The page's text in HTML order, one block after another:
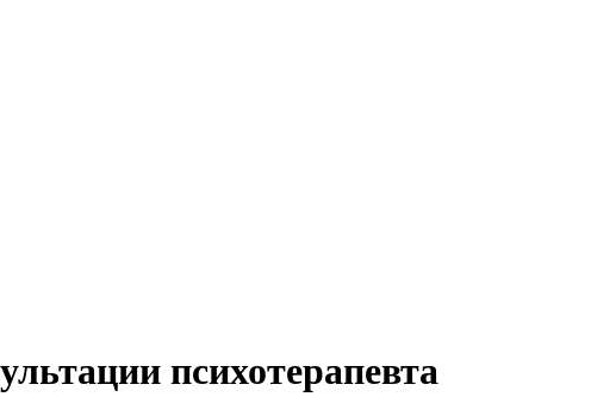
психотерапевта